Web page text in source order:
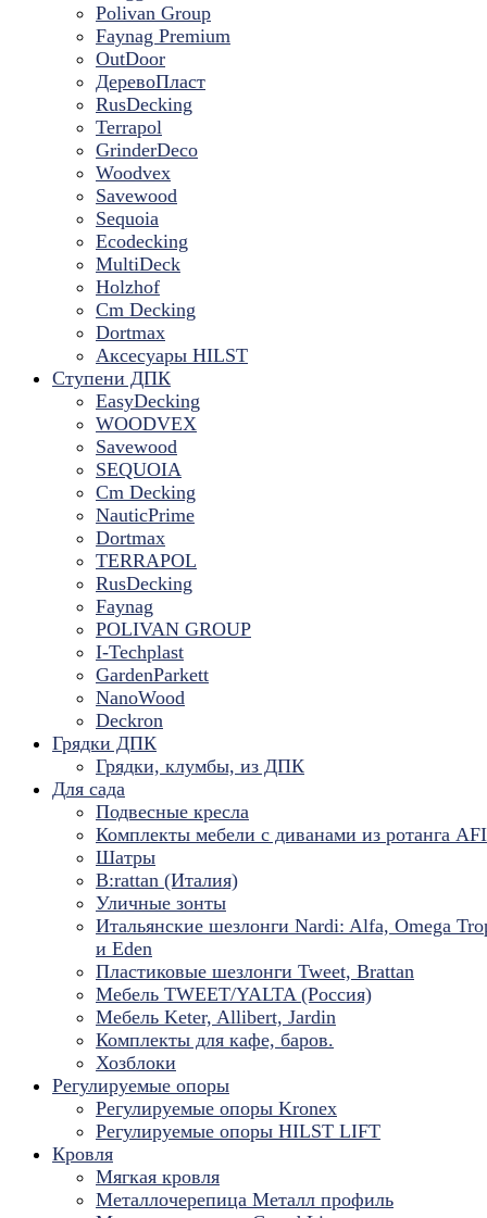
Polivan Group
Faynag Premium
OutDoor
ДеревоПласт
RusDecking
Terrapol
GrinderDeco
Woodvex
Savewood
Sequoia
Ecodecking
MultiDeck
Holzhof
Cm Decking
Dortmax
Аксесуары HILST
Ступени ДПК
EasyDecking
WOODVEX
Savewood
SEQUOIA
Cm Decking
NauticPrime
Dortmax
TERRAPOL
RusDecking
Faynag
POLIVAN GROUP
I-Techplast
GardenParkett
NanoWood
Deckron
Грядки ДПК
Грядки, клумбы, из ДПК
Для сада
Подвесные кресла
Комплекты мебели с диванами из ротанга
Шатры
B:rattan (Италия)
Уличные зонты
Итальянские шезлонги Nardi: Alfa, Omega
и Eden
Пластиковые шезлонги Tweet, Brattan
Мебель TWEET/YALTA (Россия)
Мебель Keter, Allibert, Jardin
Комплекты для кафе, баров.
Хозблоки
Регулируемые опоры
Регулируемые опоры Kronex
Регулируемые опоры HILST LIFT
Кровля
Мягкая кровля
Металлочерепица Металл профиль